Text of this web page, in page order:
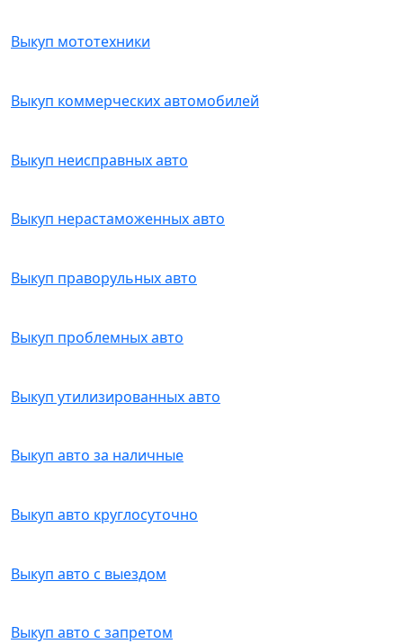
Выкуп мототехники
Выкуп коммерческих автомобилей
Выкуп неисправных авто
Выкуп нерастаможенных авто
Выкуп праворульных авто
Выкуп проблемных авто
Выкуп утилизированных авто
Выкуп авто за наличные
Выкуп авто круглосуточно
Выкуп авто с выездом
Выкуп авто с запретом